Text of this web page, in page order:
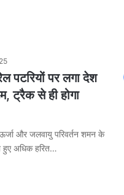
पटरियों पर लगा देश
ट्रैक से ही होगा
और जलवायु परिवर्तन शमन के
हुए अधिक हरित…